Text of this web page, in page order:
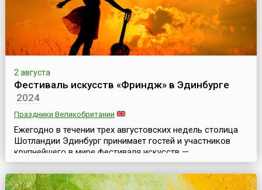
2 августа
Фестиваль искусств «Фриндж» в Эдинбурге
2024
Праздники Великобритании
Ежегодно в течении трех августовских недель столица
Шотландии Эдинбург принимает гостей и участников
крупнейшего в мире фестиваля искусств —
Эдинбургского фестиваля искусств «Фриндж» (англ.
Edinburgh Fringe Festival). Он является неофициальной и
«неформальной» частью знаменитого Эдинбургского